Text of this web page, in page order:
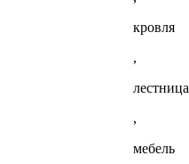
кровля
,
лестница
,
мебель